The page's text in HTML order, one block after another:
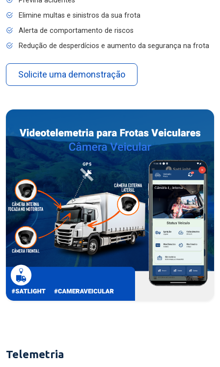
Elimine multas e sinistros da sua frota
Alerta de comportamento de riscos
Redução de desperdícios e aumento da segurança na frota
Solicite uma demonstração
Telemetria